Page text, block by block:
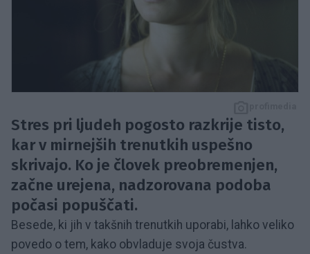
Stres pri ljudeh pogosto razkrije tisto,
kar v mirnejših trenutkih uspešno
skrivajo. Ko je človek preobremenjen,
začne urejena, nadzorovana podoba
počasi popuščati.
Besede, ki jih v takšnih trenutkih uporabi, lahko veliko
povedo o tem, kako obvladuje svoja čustva.